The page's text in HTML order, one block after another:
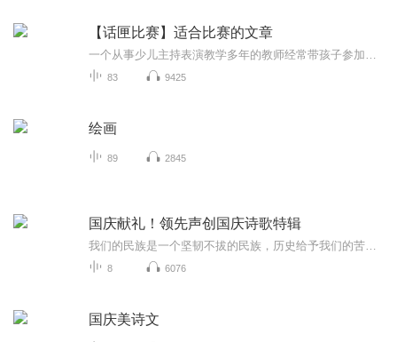
【话匣比赛】适合比赛的文章
83 9425
绘画
89 2845
国庆献礼！领先声创国庆诗歌特辑
8 6076
国庆美诗文